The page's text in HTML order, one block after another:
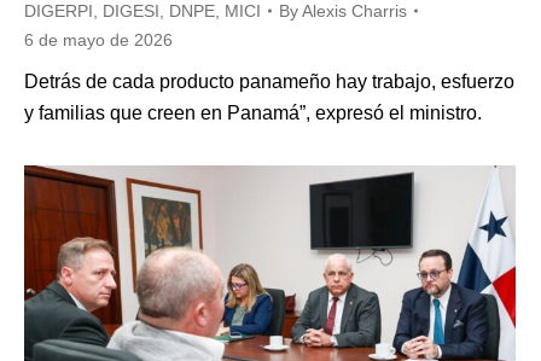
DIGERPI DIGESI DNPE MICI ByAlexis Charris
6 de mayo de 2026
Detrás de cada producto panameño hay trabajo, esfuerzo
y familias que creen en Panamá”, expresó el ministro.